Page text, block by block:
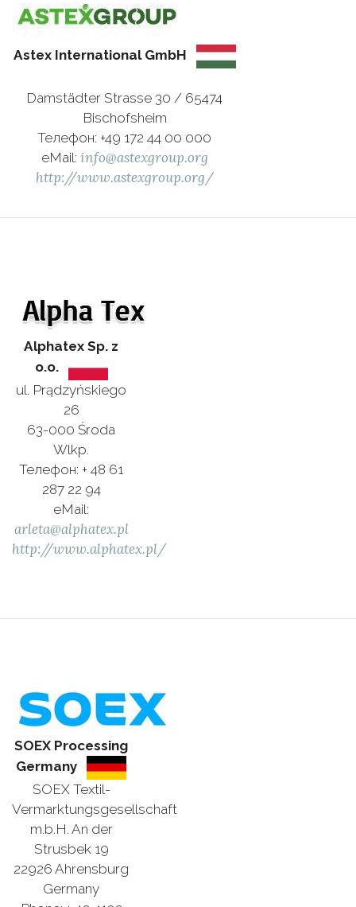
Astex International GmbH
Damstädter Strasse 30 / 65474
Bischofsheim
Телефон: +49 172 44 00 000
eMail: info@astexgroup.org
http://www.astexgroup.org/
Alphatex Sp. z
o.o.
ul. Prądzyńskiego
26
63-000 Środa
Wlkp.
Телефон: + 48 61
287 22 94
eMail:
arleta@alphatex.pl
http://www.alphatex.pl/
SOEX Processing
Germany
SOEX Textil-
Vermarktungsgesellschaft
m.b.H. An der
Strusbek 19
22926 Ahrensburg
Germany